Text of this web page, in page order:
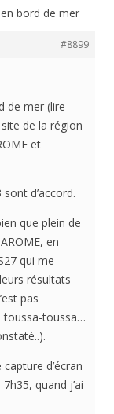
bord de mer
#8899
de mer (lire
de la région
et
sont d’accord.
que plein de
en
qui me
résultats
pas
toussa-toussa…
d’écran
quand j’ai